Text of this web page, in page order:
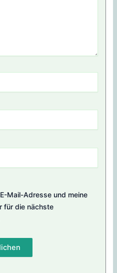
Mail-Adresse und meine
für die nächste